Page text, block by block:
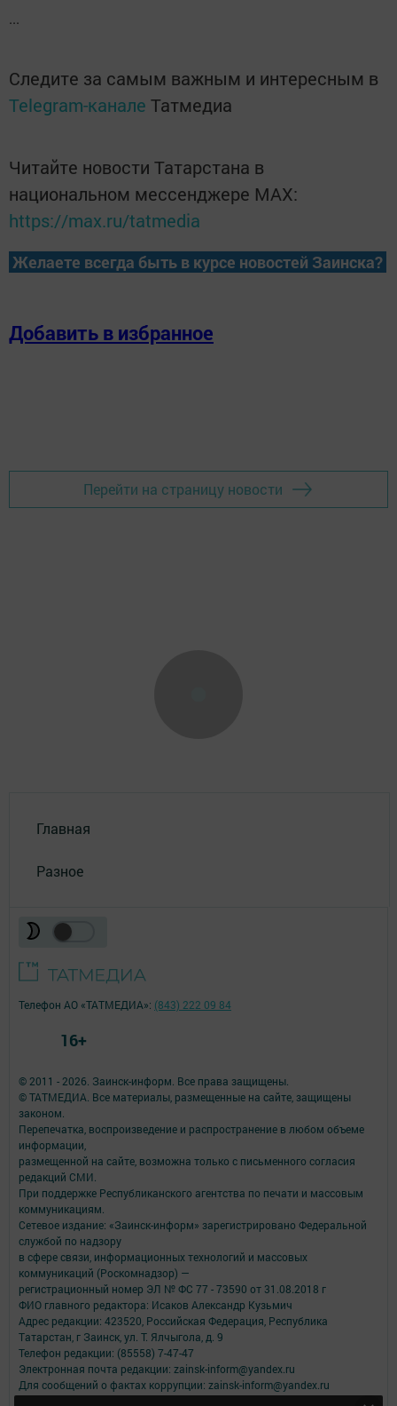
...
Следите за самым важным и интересным в
Telegram-канале Татмедиа
Читайте новости Татарстана в
национальном мессенджере MАХ:
https://max.ru/tatmedia
Желаете всегда быть в курсе новостей Заинска?
Добавить в избранное
Перейти на страницу новости
Главная
Разное
© 2011 - 2026. Заинск-информ. Все права защищены.
© ТАТМЕДИА. Все материалы, размещенные на сайте, защищены
законом.
Перепечатка, воспроизведение и распространение в любом объеме
информации,
размещенной на сайте, возможна только с письменного согласия
редакций СМИ.
При поддержке Республиканского агентства по печати и массовым
коммуникациям.
Сетевое издание: «Заинск-информ» зарегистрировано Федеральной
службой по надзору
в сфере связи, информационных технологий и массовых
коммуникаций (Роскомнадзор) —
регистрационный номер ЭЛ № ФС 77 - 73590 от 31.08.2018 г
ФИО главного редактора: Исаков Александр Кузьмич
Адрес редакции: 423520, Российская Федерация, Республика
Татарстан, г Заинск, ул. Т. Ялчыгола, д. 9
Телефон редакции: (85558) 7-47-47
Электронная почта редакции: zainsk-inform@yandex.ru
Для сообщений о фактах коррупции: zainsk-inform@yandex.ru
Телефон АО «ТАТМЕДИА»: (843) 222 09 84
16+